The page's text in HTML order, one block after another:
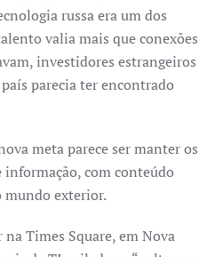
russa era um dos
valia mais que conexões
investidores estrangeiros
parecia ter encontrado
meta parece ser manter os
informação, com conteúdo
mundo exterior.
Times Square, em Nova